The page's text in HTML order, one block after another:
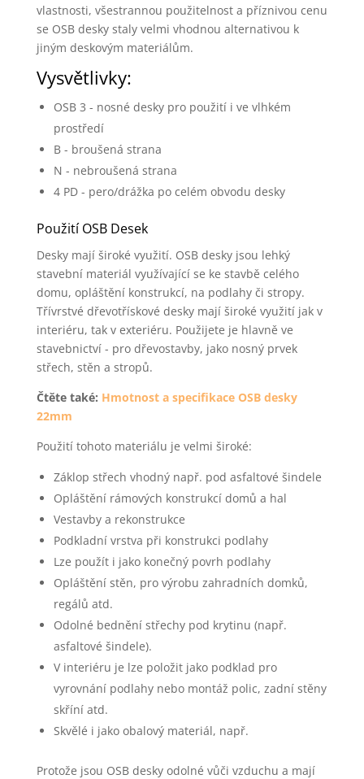
vlastnosti, všestrannou použitelnost a příznivou cenu
se OSB desky staly velmi vhodnou alternativou k
jiným deskovým materiálům.
Vysvětlivky:
OSB 3 - nosné desky pro použití i ve vlhkém
prostředí
B - broušená strana
N - nebroušená strana
4 PD - pero/drážka po celém obvodu desky
Použití OSB Desek
Desky mají široké využití. OSB desky jsou lehký
stavební materiál využívající se ke stavbě celého
domu, opláštění konstrukcí, na podlahy či stropy.
Třívrstvé dřevotřískové desky mají široké využití jak v
interiéru, tak v exteriéru. Použijete je hlavně ve
stavebnictví - pro dřevostavby, jako nosný prvek
střech, stěn a stropů.
Čtěte také: Hmotnost a specifikace OSB desky
22mm
Použití tohoto materiálu je velmi široké:
Záklop střech vhodný např. pod asfaltové šindele
Opláštění rámových konstrukcí domů a hal
Vestavby a rekonstrukce
Podkladní vrstva při konstrukci podlahy
Lze použít i jako konečný povrh podlahy
Opláštění stěn, pro výrobu zahradních domků,
regálů atd.
Odolné bednění střechy pod krytinu (např.
asfaltové šindele).
V interiéru je lze položit jako podklad pro
vyrovnání podlahy nebo montáž polic, zadní stěny
skříní atd.
Skvělé i jako obalový materiál, např.
Protože jsou OSB desky odolné vůči vzduchu a mají